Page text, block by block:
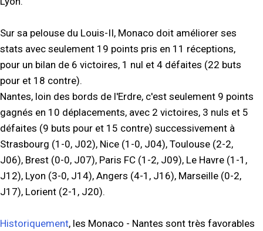
Sur sa pelouse du Louis-II, Monaco doit améliorer ses
stats avec seulement 19 points pris en 11 réceptions,
pour un bilan de 6 victoires, 1 nul et 4 défaites (22 buts
pour et 18 contre).
Nantes, loin des bords de l'Erdre, c'est seulement 9 points
gagnés en 10 déplacements, avec 2 victoires, 3 nuls et 5
défaites (9 buts pour et 15 contre) successivement à
Strasbourg (1-0, J02), Nice (1-0, J04), Toulouse (2-2,
J06), Brest (0-0, J07), Paris FC (1-2, J09), Le Havre (1-1,
J12), Lyon (3-0, J14), Angers (4-1, J16), Marseille (0-2,
J17), Lorient (2-1, J20).
Historiquement, les Monaco - Nantes sont très favorables